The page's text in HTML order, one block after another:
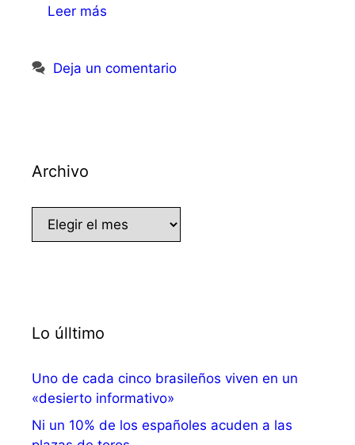
Leer más
Deja un comentario
Archivo
Archivo
Lo úlltimo
Uno de cada cinco brasileños viven en un
«desierto informativo»
Ni un 10% de los españoles acuden a las